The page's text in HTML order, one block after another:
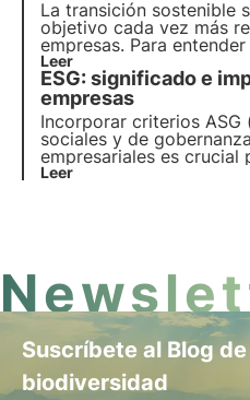
La transición sostenible
objetivo cada vez más
empresas. Para
necesario conocer la
movilización. En este
visión general que aclara
medidas que deben
Leer
ESG: significado e
empresas
Incorporar criterios ASG
sociales y de
empresariales es crucial
resultados. En este
Leer
Suscríbete al Blog
biodiversidad